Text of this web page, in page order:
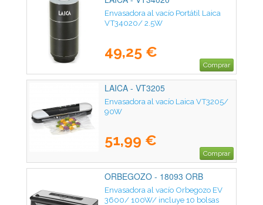
Envasadora al vacío Portátil Laica
VT34020/ 2.5W
49,25 €
Comprar
LAICA - VT3205
Envasadora al vacío Laica VT3205/
90W
51,99 €
Comprar
ORBEGOZO - 18093 ORB
Envasadora al vacío Orbegozo EV
3600/ 100W/ incluye 10 bolsas